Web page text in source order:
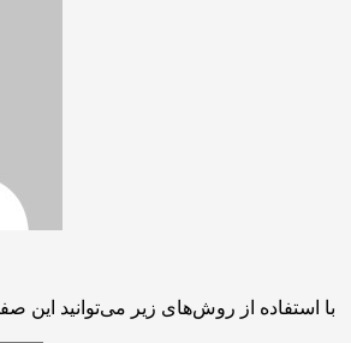
با استفاده از روش‌های زیر می‌توانید این